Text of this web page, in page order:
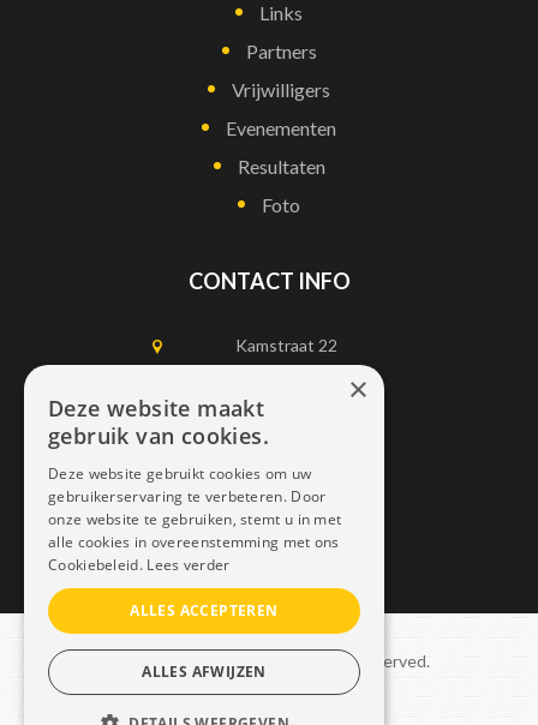
Links
Partners
Vrijwilligers
Evenementen
Resultaten
Foto
CONTACT INFO
Kamstraat 22
1750 Lennik
0497452898
info@dais.be
Copyright © 2021 Dais. All rights reserved.
Sitemap–GDPR
×
Deze website maakt
gebruik van cookies.
Deze website gebruikt cookies om uw
gebruikerservaring te verbeteren. Door
onze website te gebruiken, stemt u in met
alle cookies in overeenstemming met ons
Cookiebeleid. Lees verder
ALLES ACCEPTEREN
ALLES AFWIJZEN